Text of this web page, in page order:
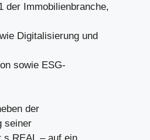
der Immobilienbranche,
Digitalisierung und
sowie ESG-
der
seiner